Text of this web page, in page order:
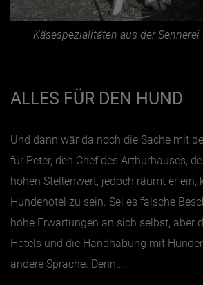
Käsespezialitäten aus der
ALLES FÜR DEN HUND
Und dann wär da noch die Sache mit
für Peter, den Chef des Arthurhauses,
hohen Stellenwert, jedoch räumt er ein,
Hundehotel zu sein. Sei es falsche
hohe Erwartungen an sich selbst, aber
Hotels und die Handhabung mit
andere Sprache. Denn….